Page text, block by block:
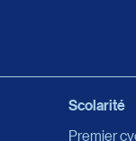
Scolarité
Premier